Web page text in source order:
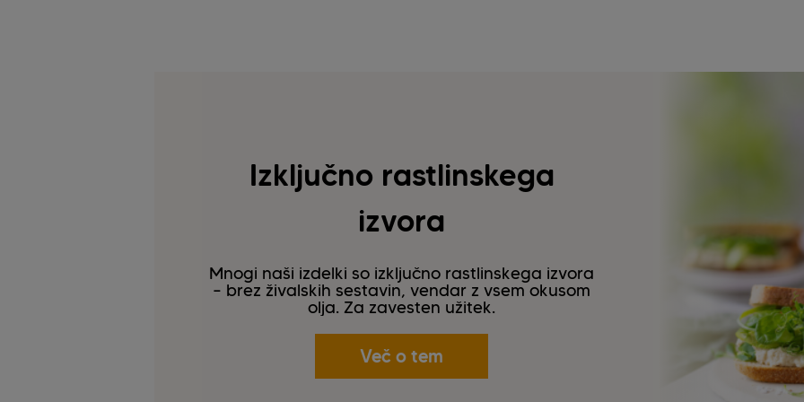
Izključno rastlinskega
izvora
Mnogi naši izdelki so izključno rastlinskega izvora
– brez živalskih sestavin, vendar z vsem okusom
olja. Za zavesten užitek.
Več o tem